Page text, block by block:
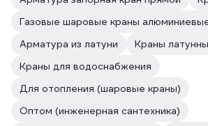
Газовые шаровые краны
Арматура из латуни
Краны
Краны для водоснабжения
Для отопления (шаровые краны)
Оптом (инженерная сантехника)